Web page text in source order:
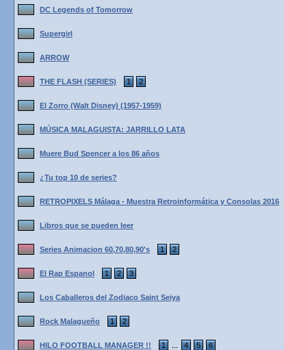
DC Legends of Tomorrow
Supergirl
ARROW
THE FLASH (SERIES) 1 2
El Zorro (Walt Disney) (1957-1959)
MÚSICA MALAGUISTA: JARRILLO LATA
Muere Bud Spencer a los 86 años
¿Tu top 10 de series?
RETROPIXELS Málaga - Muestra Retroinformática y Consolas 2016
Libros que se pueden leer
Series Animacion 60,70,80,90's 1 2
El Rap Espanol 1 2 3
Los Caballeros del Zodiaco Saint Seiya
Rock Malagueño 1 2
HILO FOOTBALL MANAGER !! 1 4 5 6